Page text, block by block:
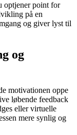
optjener point for
på en
og giver lyst til
og
motivationen oppe
løbende feedback
eller virtuelle
mere synlig og